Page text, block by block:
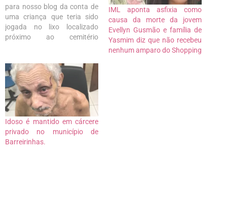
para nosso blog da conta de
uma criança que teria sido
jogada no lixo localizado
próximo ao cemitério
denúncia, a sacola contendo
o corpo de uma criança ainda
não identificada, teria sido
arrastada por urubus até que
moradores…
IML aponta asfixia como
causa da morte da jovem
Evellyn Gusmão e família de
Yasmim diz que não recebeu
nenhum amparo do Shopping
Idoso é mantido em cárcere
privado no município de
Barreirinhas.